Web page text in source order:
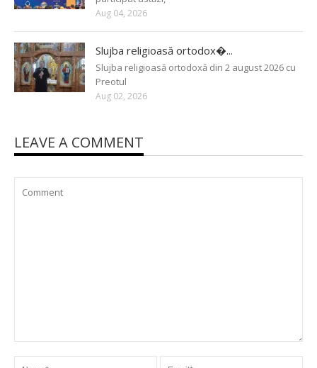
Aug 04, 2026
Slujba religioasă ortodox�...
Slujba religioasă ortodoxă din 2 august 2026 cu
Preotul
Aug 02, 2026
LEAVE A COMMENT